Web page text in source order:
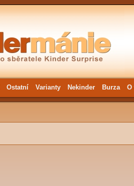
Ostatní Varianty Nekinder Burza O